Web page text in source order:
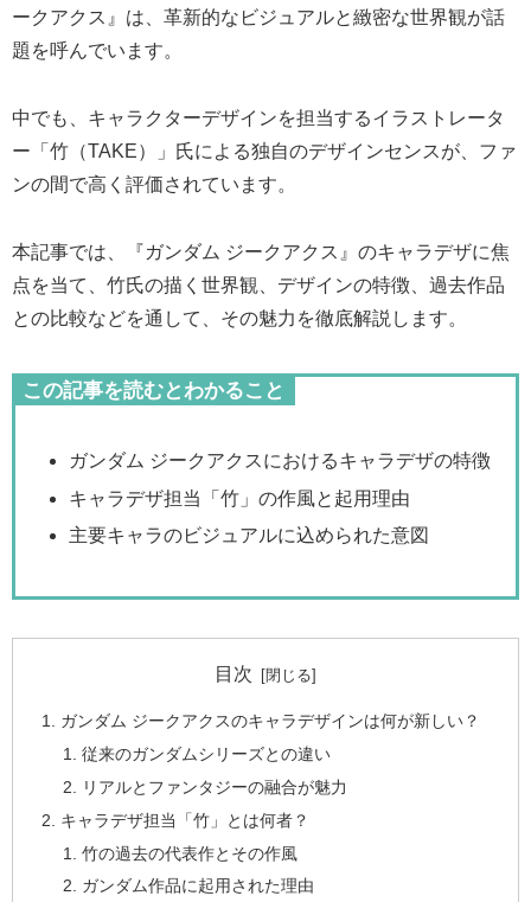
ークアクス』は、革新的なビジュアルと緻密な世界観が話
題を呼んでいます。
中でも、キャラクターデザインを担当するイラストレータ
ー「竹（TAKE）」氏による独自のデザインセンスが、ファ
ンの間で高く評価されています。
本記事では、『ガンダム ジークアクス』のキャラデザに焦
点を当て、竹氏の描く世界観、デザインの特徴、過去作品
との比較などを通して、その魅力を徹底解説します。
この記事を読むとわかること
ガンダム ジークアクスにおけるキャラデザの特徴
キャラデザ担当「竹」の作風と起用理由
主要キャラのビジュアルに込められた意図
目次
ガンダム ジークアクスのキャラデザインは何が新しい？
従来のガンダムシリーズとの違い
リアルとファンタジーの融合が魅力
キャラデザ担当「竹」とは何者？
竹の過去の代表作とその作風
ガンダム作品に起用された理由